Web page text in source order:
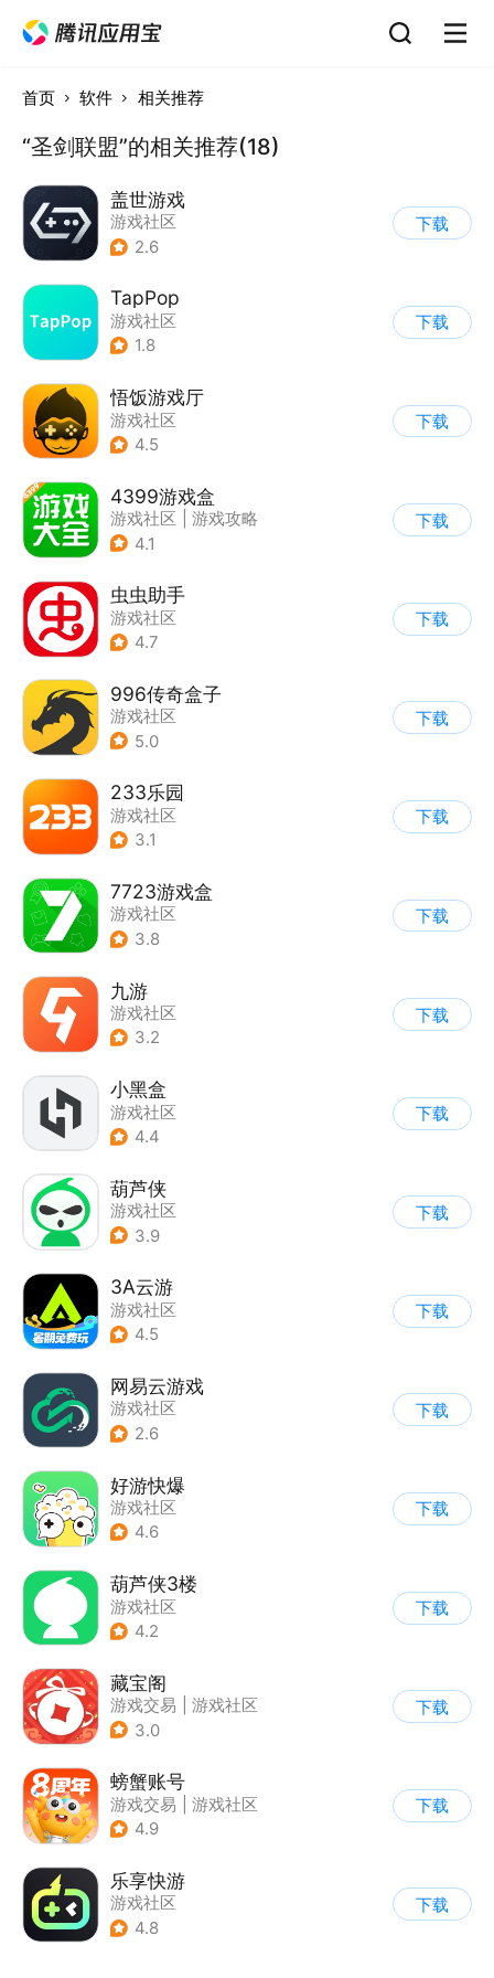
首页 软件 相关推荐
“圣剑联盟”的相关推荐(18)
盖世游戏
游戏社区
2.6
下载
TapPop
游戏社区
1.8
下载
悟饭游戏厅
游戏社区
4.5
下载
4399游戏盒
游戏社区
游戏攻略
4.1
下载
虫虫助手
游戏社区
4.7
下载
996传奇盒子
游戏社区
5.0
下载
233乐园
游戏社区
3.1
下载
7723游戏盒
游戏社区
3.8
下载
九游
游戏社区
3.2
下载
小黑盒
游戏社区
4.4
下载
葫芦侠
游戏社区
3.9
下载
3A云游
游戏社区
4.5
下载
网易云游戏
游戏社区
2.6
下载
好游快爆
游戏社区
4.6
下载
葫芦侠3楼
游戏社区
4.2
下载
藏宝阁
游戏交易
游戏社区
3.0
下载
螃蟹账号
游戏交易
游戏社区
| 代练陪玩
4.9
下载
乐享快游
游戏社区
4.8
下载